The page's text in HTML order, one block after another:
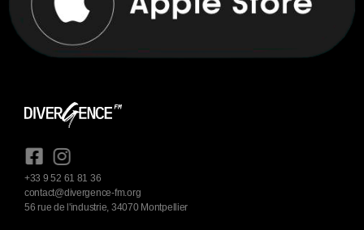
+33 9 52 61 81 36
contact@divergence-fm.org
56 rue de l'industrie, 34070 Montpellier